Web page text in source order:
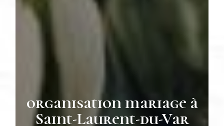
organisation mariage à
Saint-Laurent-du-Var